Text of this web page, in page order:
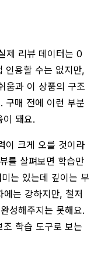
제 리뷰 데이터는 0
인용할 수는 없지만,
움과 이 상품의 구조
구매 전에 이런 부분
이 돼요.
이 크게 오를 것이라
를 살펴보면 학습만
는 있는데 깊이는 부
에는 강하지만, 철저
성해주지는 못해요.
학습 도구로 보는